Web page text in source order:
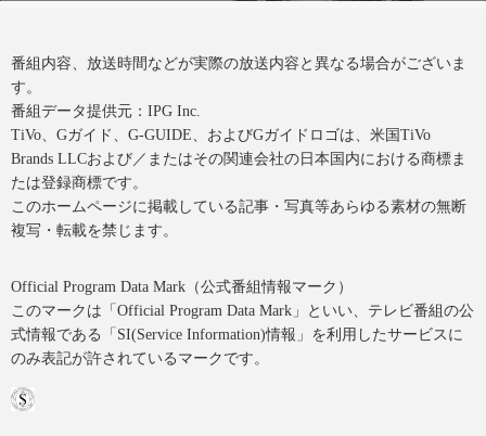
番組内容、放送時間などが実際の放送内容と異なる場合がございま
す。
番組データ提供元：IPG Inc.
TiVo、Gガイド、G-GUIDE、およびGガイドロゴは、米国TiVo
Brands LLCおよび／またはその関連会社の日本国内における商標ま
たは登録商標です。
このホームページに掲載している記事・写真等あらゆる素材の無断
複写・転載を禁じます。
Official Program Data Mark（公式番組情報マーク）
このマークは「Official Program Data Mark」といい、テレビ番組の公
式情報である「SI(Service Information)情報」を利用したサービスに
のみ表記が許されているマークです。